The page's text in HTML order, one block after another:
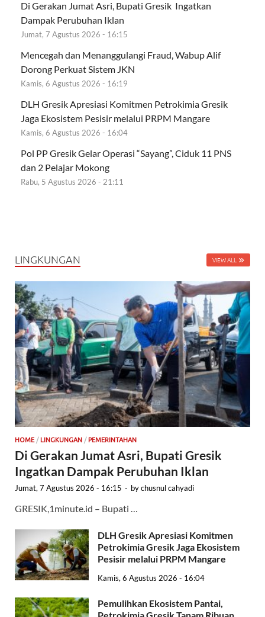
Di Gerakan Jumat Asri, Bupati Gresik Ingatkan
Dampak Perubuhan Iklan
Jumat, 7 Agustus 2026 - 16:15
Mencegah dan Menanggulangi Fraud, Wabup Alif
Dorong Perkuat Sistem JKN
Kamis, 6 Agustus 2026 - 16:19
DLH Gresik Apresiasi Komitmen Petrokimia Gresik
Jaga Ekosistem Pesisir melalui PRPM Mangare
Kamis, 6 Agustus 2026 - 16:04
Pol PP Gresik Gelar Operasi “Sayang”, Ciduk 11 PNS
dan 2 Pelajar Mokong
Rabu, 5 Agustus 2026 - 21:11
LINGKUNGAN VIEW ALL
HOME / LINGKUNGAN / PEMERINTAHAN
Di Gerakan Jumat Asri, Bupati Gresik
Ingatkan Dampak Perubuhan Iklan
Jumat, 7 Agustus 2026 - 16:15 - bychusnul cahyadi
GRESIK,1minute.id – Bupati …
DLH Gresik Apresiasi Komitmen
Petrokimia Gresik Jaga Ekosistem
Pesisir melalui PRPM Mangare
Kamis, 6 Agustus 2026 - 16:04
Pemulihkan Ekosistem Pantai,